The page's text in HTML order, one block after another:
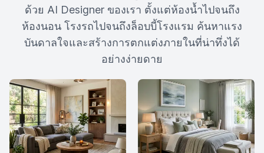
ด้วย AI Designer ของเรา ตั้งแต่ห้องน้ำไปจนถึง
ห้องนอน โรงรถไปจนถึงล็อบบี้โรงแรม ค้นหาแรง
บันดาลใจและสร้างการตกแต่งภายในที่น่าทึ่งได้
อย่างง่ายดาย